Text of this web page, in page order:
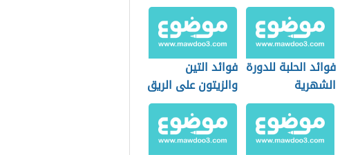
فوائد الحلبة للدورة
الشهرية
فوائد التين
والزيتون على الريق